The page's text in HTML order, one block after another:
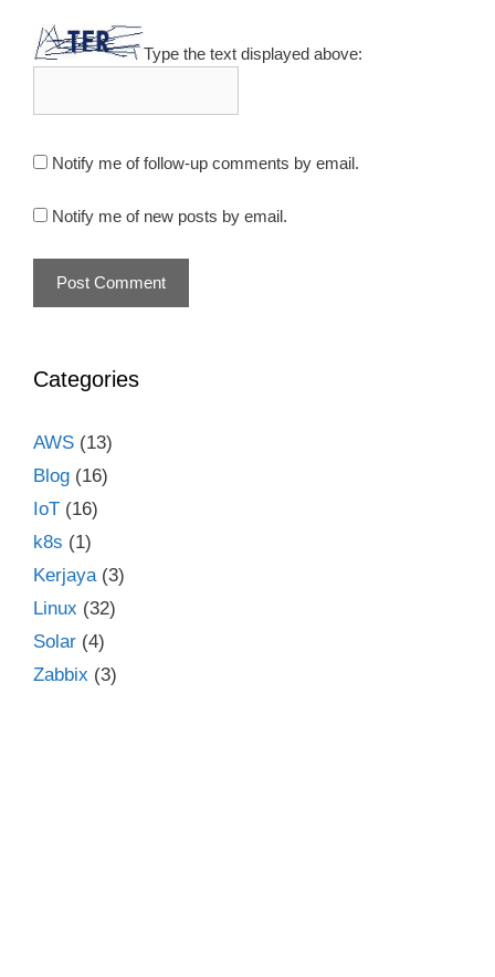
Type the text displayed above:
Notify me of follow-up comments by email.
Notify me of new posts by email.
Categories
AWS (13)
Blog (16)
IoT (16)
k8s (1)
Kerjaya(3)
Linux (32)
Solar (4)
Zabbix (3)